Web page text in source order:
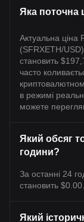
Яка поточна
Актуальна ціна
(SFRXETH/
становить
часто
в режимі
можете
Який обсяг
години?
За останні 24
становить $0.00.
Який